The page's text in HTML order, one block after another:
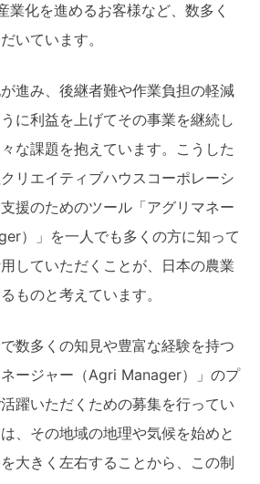
業化を進めるお客様など、数多く
いています。
進み、後継者難や作業負担の軽減
に利益を上げてその事業を継続し
な課題を抱えています。こうした
リエイティブハウスコーポレーシ
援のためのツール「アグリマネー
）」を一人でも多くの方に知って
していただくことが、日本の農業
ものと考えています。
数多くの知見や豊富な経験を持つ
ージャー（Agri Manager）」のプ
躍いただくための募集を行ってい
、その地域の地理や気候を始めと
大きく左右することから、この制